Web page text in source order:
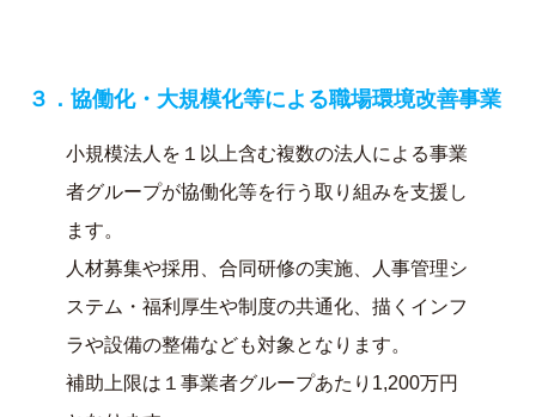
３．協働化・大規模化等による職場環境改善事業
小規模法人を１以上含む複数の法人による事業
者グループが協働化等を行う取り組みを支援し
ます。
人材募集や採用、合同研修の実施、人事管理シ
ステム・福利厚生や制度の共通化、描くインフ
ラや設備の整備なども対象となります。
補助上限は１事業者グループあたり1,200万円